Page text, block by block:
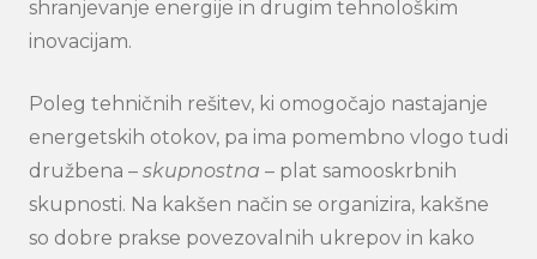
Search
shranjevanje energije in drugim tehnološkim
inovacijam.
Poleg tehničnih rešitev, ki omogočajo nastajanje
energetskih otokov, pa ima pomembno vlogo tudi
družbena – skupnostna – plat samooskrbnih
skupnosti. Na kakšen način se organizira, kakšne
so dobre prakse povezovalnih ukrepov in kako